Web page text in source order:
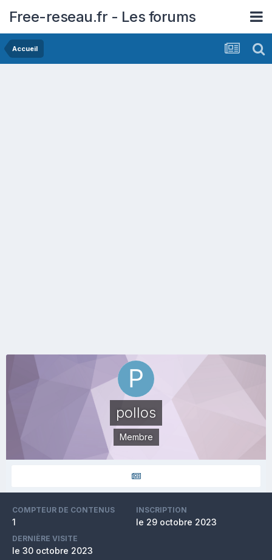
Free-reseau.fr - Les forums
Accueil
pollos
Membre
COMPTEUR DE CONTENUS
1
INSCRIPTION
le 29 octobre 2023
DERNIÈRE VISITE
le 30 octobre 2023